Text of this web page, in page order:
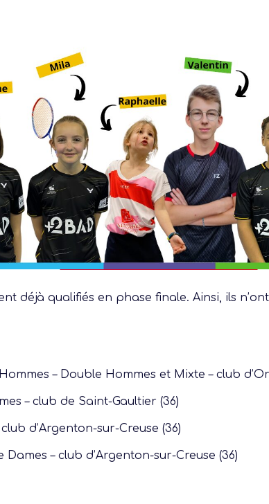
déjà qualifiés en phase finale. Ainsi, ils
– Double Hommes et Mixte – club
– club de Saint-Gaultier (36)
d’Argenton-sur-Creuse (36)
Dames – club d’Argenton-sur-Creuse (36)